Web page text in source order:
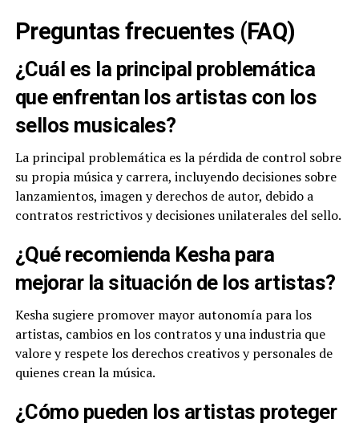
Preguntas frecuentes (FAQ)
¿Cuál es la principal problemática
que enfrentan los artistas con los
sellos musicales?
La principal problemática es la pérdida de control sobre
su propia música y carrera, incluyendo decisiones sobre
lanzamientos, imagen y derechos de autor, debido a
contratos restrictivos y decisiones unilaterales del sello.
¿Qué recomienda Kesha para
mejorar la situación de los artistas?
Kesha sugiere promover mayor autonomía para los
artistas, cambios en los contratos y una industria que
valore y respete los derechos creativos y personales de
quienes crean la música.
¿Cómo pueden los artistas proteger